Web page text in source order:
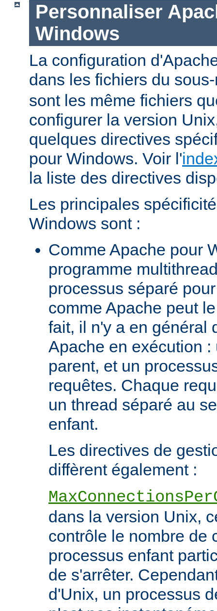
Personnaliser
Windows
La configuration
dans les fichiers du
sont les même fichiers
configurer la version
quelques directives
pour Windows. Voir l'
la liste des directives
Les principales
Windows sont :
Comme Apache pour
programme
processus séparé
comme Apache peut
fait, il n'y a en général
Apache en exécution :
parent, et un
requêtes. Chaque
un thread séparé au
enfant.
Les directives de
diffèrent également :
dans la version Unix,
contrôle le nombre de
processus enfant
de s'arrêter.
d'Unix, un processus